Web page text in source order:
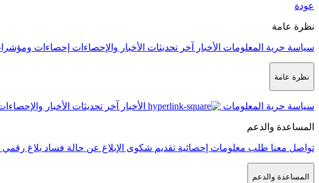
عودة
نظرة عامة
سياسة حرية المعلومات الأخبار آخر تحديثات الأخبار والإحصاءات إحصاءات
نظرة عامة
سياسة حرية المعلومات الأخبار آخر تحديثات الأخبار
المساعدة والدعم
تواصل معنا طلب معلومات إحصائية تقديم شكوى الإبلاغ عن حالة فساد بلاغ رقمي
المساعدة والدعم